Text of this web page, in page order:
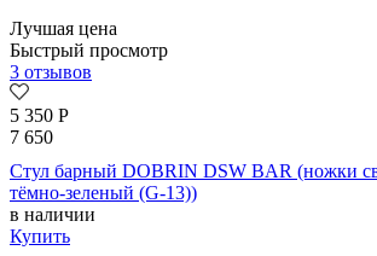
Лучшая цена
Быстрый просмотр
3 отзывов
5 350 Р
7 650
Стул барный DOBRIN DSW BAR (ножки
тёмно-зеленый (G-13))
в наличии
Купить